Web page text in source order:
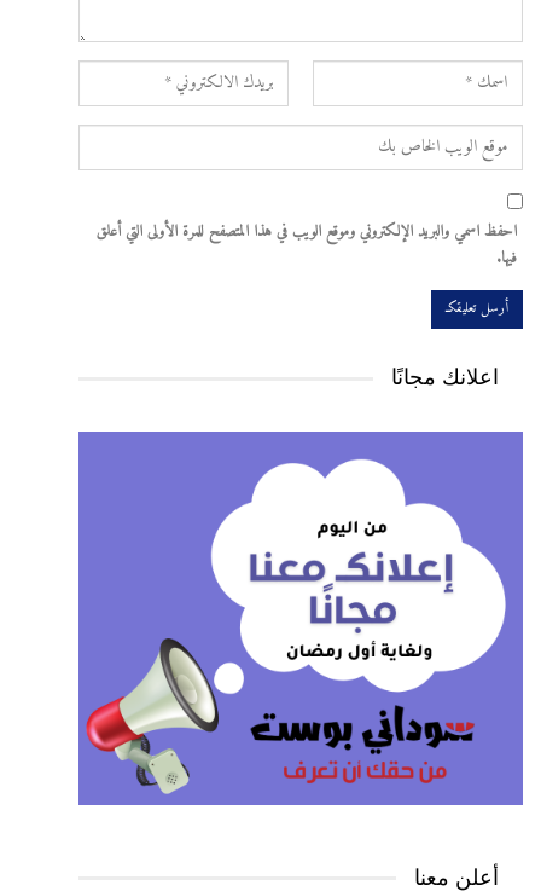
احفظ اسمي والبريد الإلكتروني وموقع الويب في هذا المتصفح للمرة الأولى التي أعلق
فيها.
اعلانك مجانًا
أعلن معنا